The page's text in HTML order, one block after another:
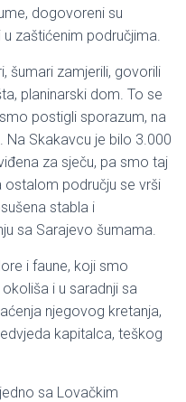
dogovoreni su
zaštićenim područjima.
šumari zamjerili, govorili
planinarski dom. To se
postigli sporazum, na
Skakavcu je bilo 3.000
za sječu, pa smo taj
ostalom području se vrši
stabla i
sa Sarajevo šumama.
i faune, koji smo
i u saradnji sa
njegovog kretanja,
kapitalca, teškog
sa Lovačkim